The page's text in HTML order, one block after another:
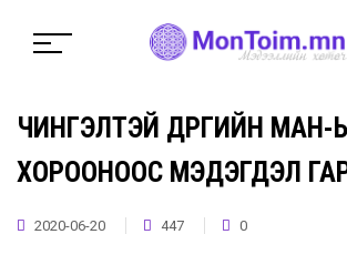
ЧИНГЭЛТЭЙ ДҮҮРГИЙН МАН-
ХОРООНООС МЭДЭГДЭЛ
2020-06-20 447 0